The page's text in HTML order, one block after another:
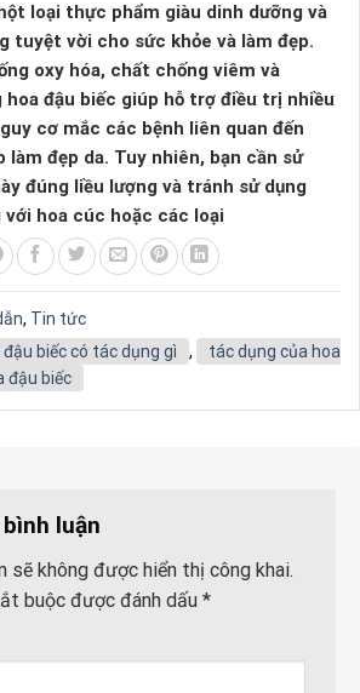
loại thực phẩm giàu dinh dưỡng và
tuyệt vời cho sức khỏe và làm đẹp.
oxy hóa, chất chống viêm và
đậu biếc giúp hỗ trợ điều trị nhiều
cơ mắc các bệnh liên quan đến
làm đẹp da. Tuy nhiên, bạn cần sử
đúng liều lượng và tránh sử dụng
với hoa cúc hoặc các loại
, Tin tức
đậu biếc có tác dụng gì ,
tác dụng của hoa
đậu biếc
luận
sẽ không được hiển thị công khai.
buộc được đánh dấu *